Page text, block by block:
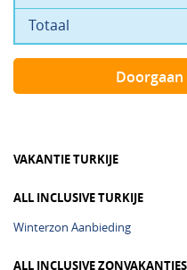
Totaal
VAKANTIE TURKIJE
ALL INCLUSIVE TURKIJE
Winterzon Aanbieding
ALL INCLUSIVE ZONVAKANTIES